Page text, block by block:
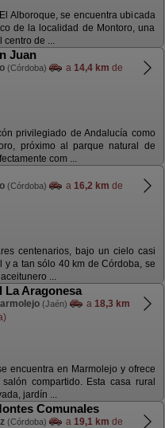
Alboroque, se encuentra ubicada
de la localidad de Montoro, una
centro de ...
Juan
(Córdoba) a 14,4 km de
privilegiado de Andalucía como
próximo al parque natural de
com ...
(Córdoba) a 16,2 km de
centenarios, bajo un cielo casi
y a tan sólo 40 km de Córdoba, se
...
La Aragonesa
(Jaén) a 18,3 km
encuentra en Marmolejo y ofrece
compartido. Esta casa rural
jardín ...
Comunales
(Córdoba) a 19,1 km de